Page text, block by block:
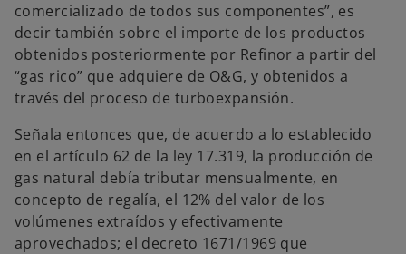
comercializado de todos sus componentes”, es
decir también sobre el importe de los productos
obtenidos posteriormente por Refinor a partir del
“gas rico” que adquiere de O&G, y obtenidos a
través del proceso de turboexpansión.
Señala entonces que, de acuerdo a lo establecido
en el artículo 62 de la ley 17.319, la producción de
gas natural debía tributar mensualmente, en
concepto de regalía, el 12% del valor de los
volúmenes extraídos y efectivamente
aprovechados; el decreto 1671/1969 que